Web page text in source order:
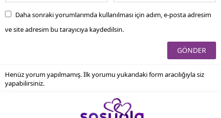
Daha sonraki yorumlarımda kullanılması için adım, e-posta adresim
ve site adresim bu tarayıcıya kaydedilsin.
Henüz yorum yapılmamış. İlk yorumu yukarıdaki form aracılığıyla siz
yapabilirsiniz.